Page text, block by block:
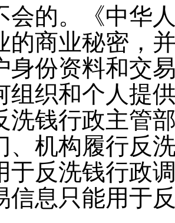
会的。《中华
的商业秘密，
身份资料和交
组织和个人提
洗钱行政主管
、机构履行反
于反洗钱行政
信息只能用于